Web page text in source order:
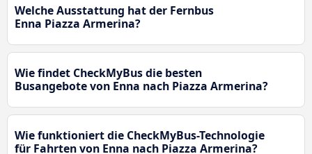
Welche Ausstattung hat der Fernbus
Enna Piazza Armerina?
Wie findet CheckMyBus die besten
Busangebote von Enna nach Piazza Armerina?
Wie funktioniert die CheckMyBus-Technologie
für Fahrten von Enna nach Piazza Armerina?